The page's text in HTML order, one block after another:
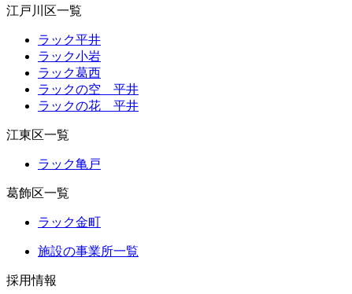
江戸川区一覧
ラック平井
ラック小岩
ラック葛西
ラックの空 平井
ラックの花 平井
江東区一覧
ラック亀戸
葛飾区一覧
ラック金町
施設の事業所一覧
採用情報